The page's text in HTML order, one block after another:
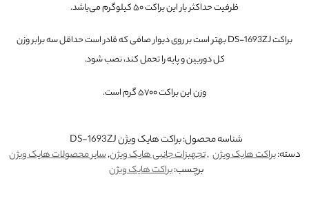
ظرفیت حداکثر بار این براکت ۵۰ کیلوگرم می‌باشد.
براکت DS-1693ZJ بهتر است بر روی دیوار صافی که قادر است حداقل سه برابر وزن
کل دوربین و پایه را تحمل کند، نصب شود.
وزن این براکت ۵۷۰۰ گرم است.
شناسه محصول:براکت هایک ویژن DS-1693ZJ
دسته:براکت هایک ویژن ,تجهیزات جانبی هایک ویژن,سایر محصولات هایک ویژن
برچسب:براکت هایک ویژن